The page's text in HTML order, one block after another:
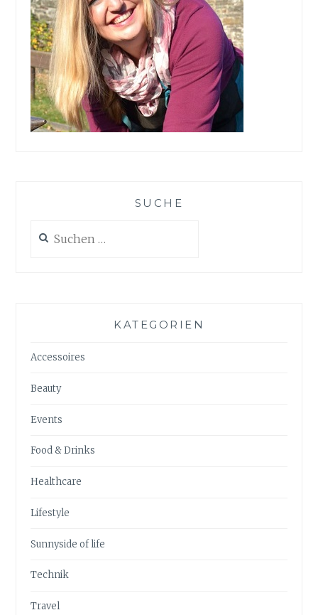
SUCHE
nach:
KATEGORIEN
Accessoires
Beauty
Events
Food & Drinks
Healthcare
Lifestyle
Sunnyside of life
Technik
Travel